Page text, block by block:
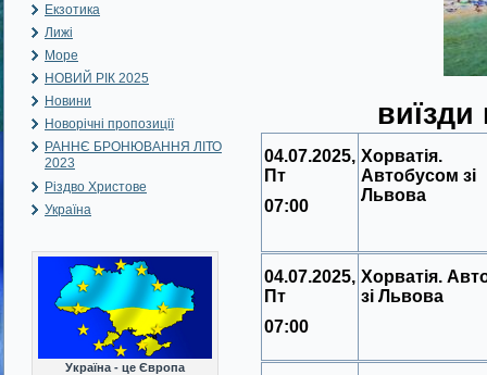
Екзотика
Лижі
Море
НОВИЙ РІК 2025
Новини
Новорічні пропозиції
РАННЄ БРОНЮВАННЯ ЛІТО
2023
Різдво Христове
Україна
Україна - це Європа
виїзди
04.07.2025,
Пт
07:00
Хорватія.
Автобусом зі
Львова
04.07.2025,
Пт
07:00
Хорватія.
зі Львова